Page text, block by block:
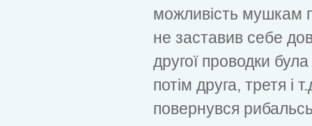
можливість мушкам
не заставив себе
другої проводки
потім друга, третя і
повернувся